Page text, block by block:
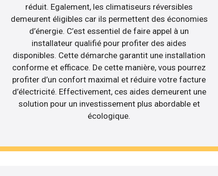
réduit. Egalement, les climatiseurs réversibles
demeurent éligibles car ils permettent des économies
d’énergie. C’est essentiel de faire appel à un
installateur qualifié pour profiter des aides
disponibles. Cette démarche garantit une installation
conforme et efficace. De cette manière, vous pourrez
profiter d’un confort maximal et réduire votre facture
d’électricité. Effectivement, ces aides demeurent une
solution pour un investissement plus abordable et
écologique.